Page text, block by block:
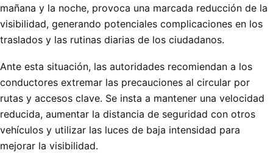
mañana y la noche, provoca una marcada reducción de la
visibilidad, generando potenciales complicaciones en los
traslados y las rutinas diarias de los ciudadanos.
Ante esta situación, las autoridades recomiendan a los
conductores extremar las precauciones al circular por
rutas y accesos clave. Se insta a mantener una velocidad
reducida, aumentar la distancia de seguridad con otros
vehículos y utilizar las luces de baja intensidad para
mejorar la visibilidad.